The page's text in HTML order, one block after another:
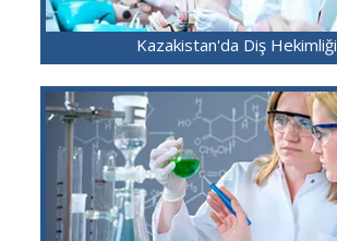
Kazakistan'da Diş Hekimliği